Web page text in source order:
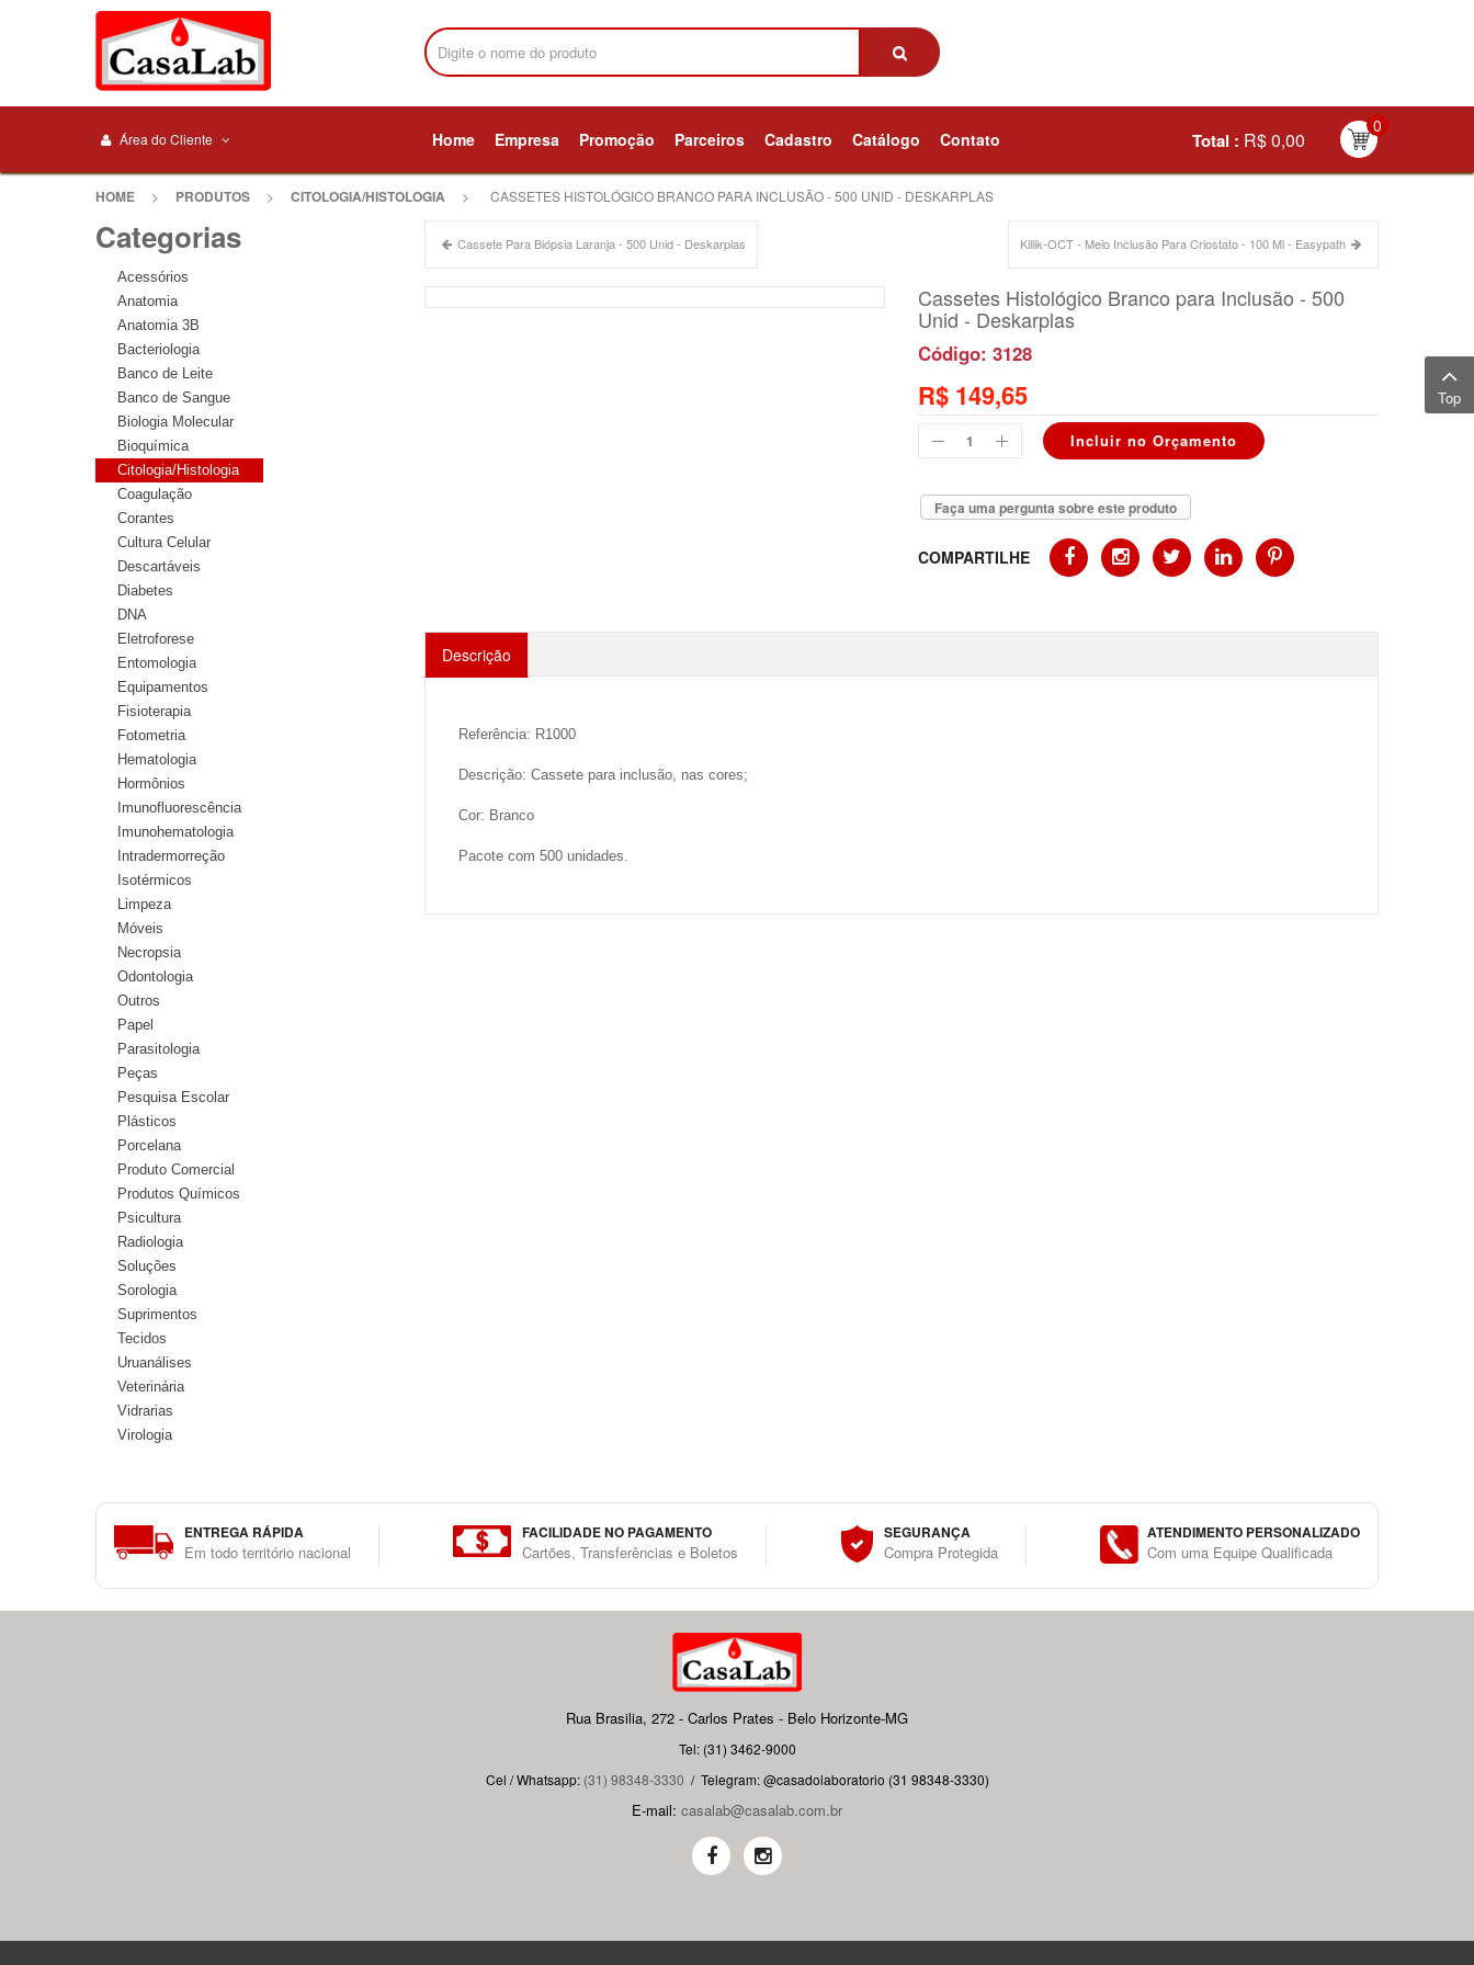
Área do Cliente Home Empresa Promoção Parceiros Cadastro Catálogo Contato
0
Total : R$ 0,00
HOME > PRODUTOS > CITOLOGIA/HISTOLOGIA > CASSETES HISTOLÓGICO BRANCO PARA INCLUSÃO - 500 UNID - DESKARPLAS
Cassete Para Biópsia Laranja - 500 Unid - Deskarplas Killik-OCT - Meio Inclusão Para Criostato - 100 Ml - Easypath
Cassetes Histológico Branco para Inclusão - 500
Unid - Deskarplas
Código: 3128
R$ 149,65
Faça uma pergunta sobre este produto
COMPARTILHE
Descrição
Referência: R1000
Descrição: Cassete para inclusão, nas cores;
Cor: Branco
Pacote com 500 unidades.
Categorias
Acessórios
Anatomia
Anatomia 3B
Bacteriologia
Banco de Leite
Banco de Sangue
Biologia Molecular
Bioquímica
Citologia/Histologia
Coagulação
Corantes
Cultura Celular
Descartáveis
Diabetes
DNA
Eletroforese
Entomologia
Equipamentos
Fisioterapia
Fotometria
Hematologia
Hormônios
Imunofluorescência
Imunohematologia
Intradermorreção
Isotérmicos
Limpeza
Móveis
Necropsia
Odontologia
Outros
Papel
Parasitologia
Peças
Pesquisa Escolar
Plásticos
Porcelana
Produto Comercial
Produtos Químicos
Psicultura
Radiologia
Soluções
Sorologia
Suprimentos
Tecidos
Uruanálises
Veterinária
Vidrarias
Virologia
ENTREGA RÁPIDA
Em todo território nacional
FACILIDADE NO PAGAMENTO
Cartões, Transferências e Boletos
SEGURANÇA
Compra Protegida
ATENDIMENTO PERSONALIZADO
Com uma Equipe Qualificada
Rua Brasilia, 272 - Carlos Prates - Belo Horizonte-MG
Tel: (31) 3462-9000
Cel / Whatsapp: (31) 98348-3330 / Telegram: @casadolaboratorio (31 98348-3330)
E-mail: casalab@casalab.com.br
Top